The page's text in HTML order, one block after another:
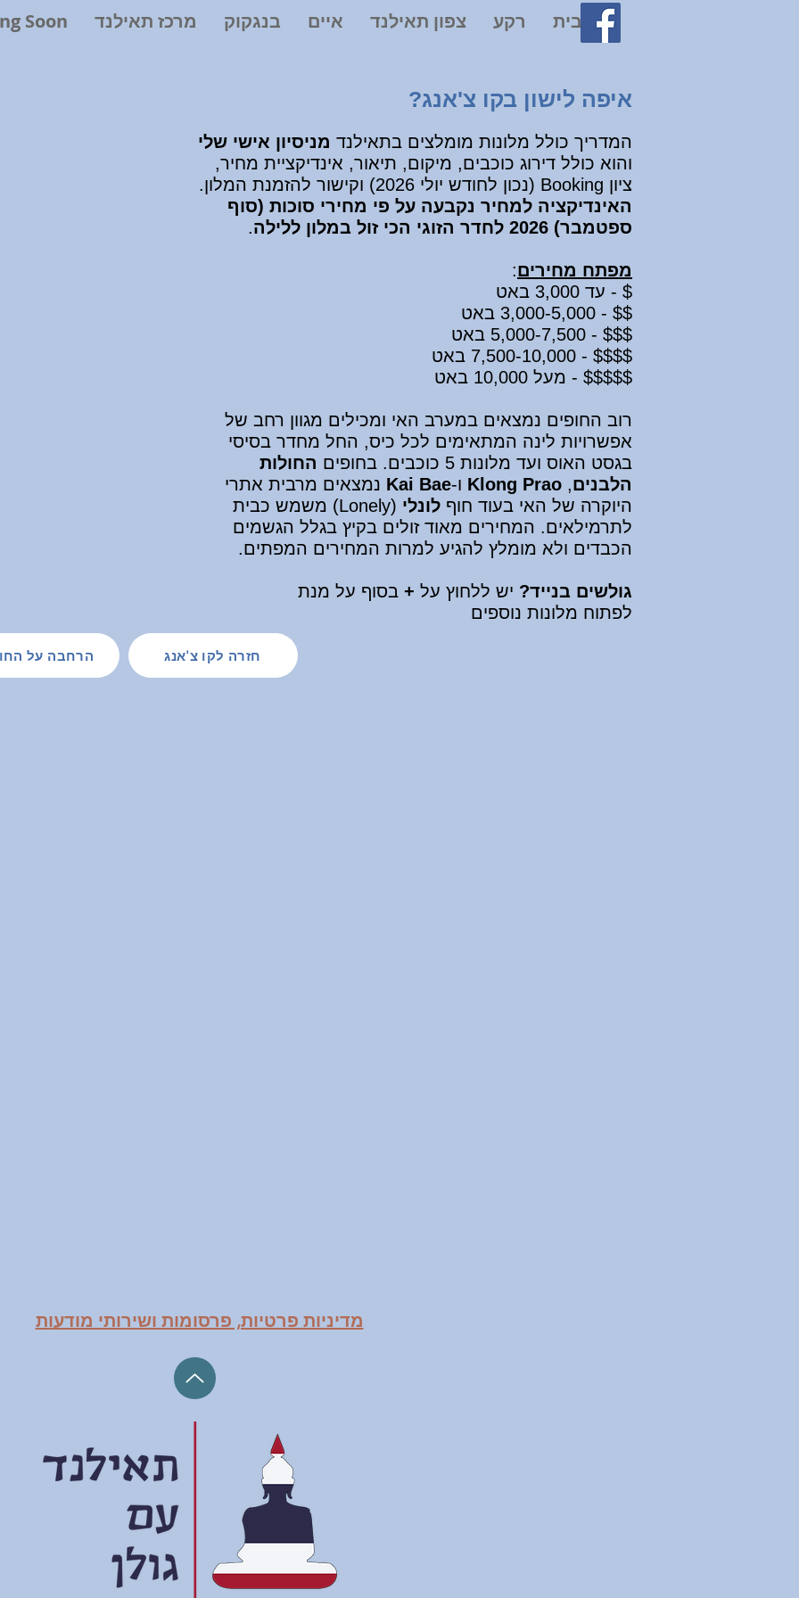
Soon מרכז תאילנד בנגקוק איים צפון תאילנד רקע בית
איפה לישון בקו צ'אנג?
המדריך כולל מלונות מומלצים בתאילנד מניסיון אישי שלי
והוא כולל דירוג כוכבים, מיקום, תיאור, אינדיקציית מחיר,
ציון Booking (נכון לחודש יולי 2026
) וקישור להזמנת המלון.
האינדיקציה למחיר נקבעה על פי מחירי סוכות (סוף
ספטמבר) 2026
לחדר הזוגי הכי זול במלון ללילה.
מפתח מחירים:
$ - עד 3,000 באט
$$ - 3,000-5,000 באט
$$$ - 5,000-7 ,500 באט
$$$$ - 7,500-10,000 באט
$$$$$ - מעל 10,000 באט
רוב החופים נמצאים במערב האי ומכילים מגוון רחב של
אפשרויות לינה המתאימים לכל כיס, החל מחדר בסיסי
בגסט האוס ועד מלונות 5 כוכבים. בחופים
החולות
הלבנים,
Klong Prao ו-Kai Bae נמצאים מרבית אתרי
היוקרה של האי בעוד חוף לונלי (Lonely)
משמש כבית
לתרמילאים. המחירים מאוד זולים בקיץ בגלל הגשמים
הכבדים ולא מומלץ להגיע למרות המחירים המפתים.
גולשים בנייד? יש ללחוץ על + בסוף על מנת
לפתוח מלונות נוספים
הרחבה על חזרה לקו צ'אנג
מדיניות פרטיות, פרסומות ושירותי מודעות